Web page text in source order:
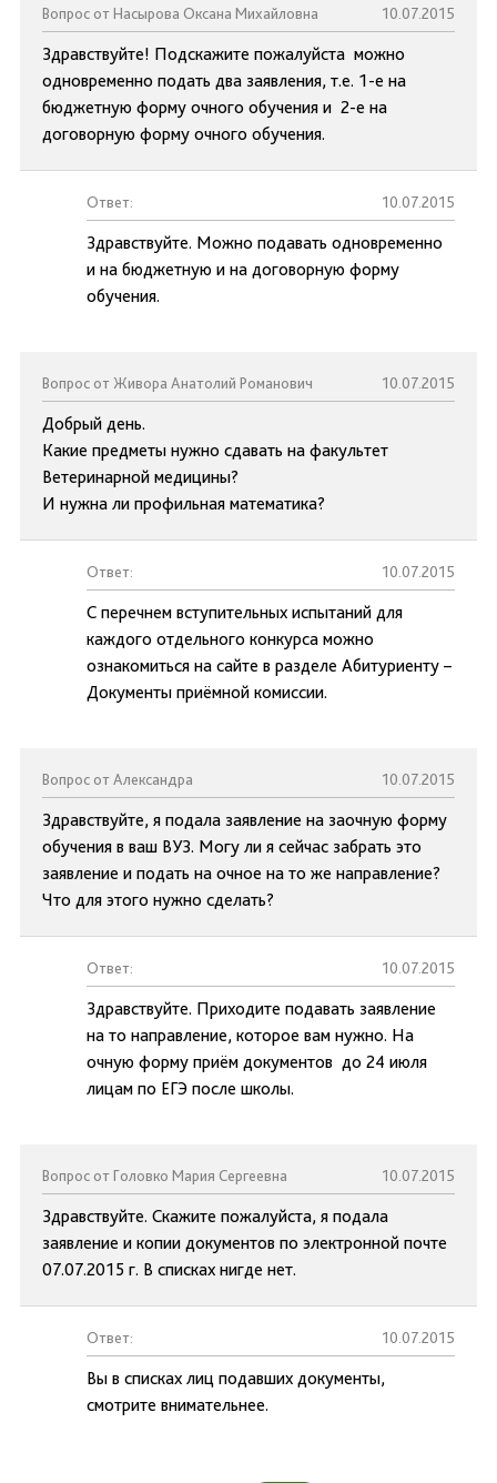
Вопрос от Насырова Оксана Михайловна 10.07.2015
Здравствуйте! Подскажите пожалуйста можно
одновременно подать два заявления, т.е. 1-е на
бюджетную форму очного обучения и 2-е на
договорную форму очного обучения.
Ответ: 10.07.2015
Здравствуйте. Можно подавать одновременно
и на бюджетную и на договорную форму
обучения.
Вопрос от Живора Анатолий Романович 10.07.2015
Добрый день.
Какие предметы нужно сдавать на факультет
Ветеринарной медицины?
И нужна ли профильная математика?
Ответ: 10.07.2015
С перечнем вступительных испытаний для
каждого отдельного конкурса можно
ознакомиться на сайте в разделе Абитуриенту –
Документы приёмной комиссии.
Вопрос от Александра 10.07.2015
Здравствуйте, я подала заявление на заочную форму
обучения в ваш ВУЗ. Могу ли я сейчас забрать это
заявление и подать на очное на то же направление?
Что для этого нужно сделать?
Ответ: 10.07.2015
Здравствуйте. Приходите подавать заявление
на то направление, которое вам нужно. На
очную форму приём документов до 24 июля
лицам по ЕГЭ после школы.
Вопрос от Головко Мария Сергеевна 10.07.2015
Здравствуйте. Скажите пожалуйста, я подала
заявление и копии документов по электронной почте
07.07.2015 г. В списках нигде нет.
Ответ: 10.07.2015
Вы в списках лиц подавших документы,
смотрите внимательнее.